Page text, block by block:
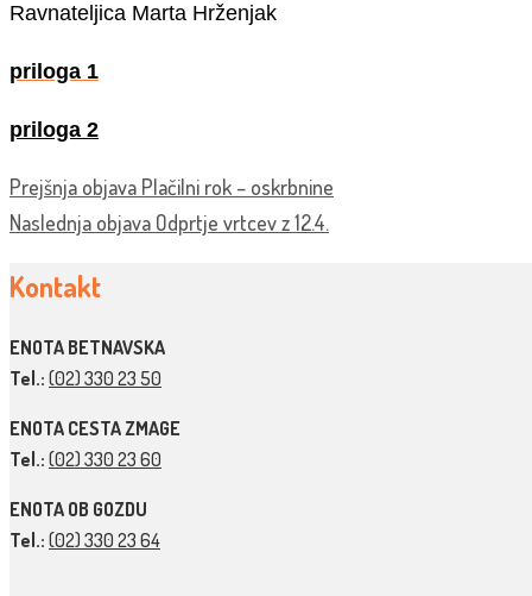
Ravnateljica Marta Hrženjak
priloga 1
priloga 2
Prejšnja objava Plačilni rok – oskrbnine
Naslednja objava Odprtje vrtcev z 12.4.
Kontakt
ENOTA BETNAVSKA
Tel.: (02) 330 23 50
ENOTA CESTA ZMAGE
Tel.: (02) 330 23 60
ENOTA OB GOZDU
Tel.: (02) 330 23 64